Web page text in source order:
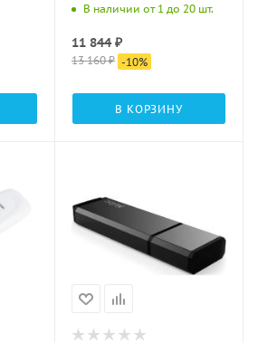
В наличии от 1 до 20 шт.
11 844₽
13 160₽ -10%
В КОРЗИНУ